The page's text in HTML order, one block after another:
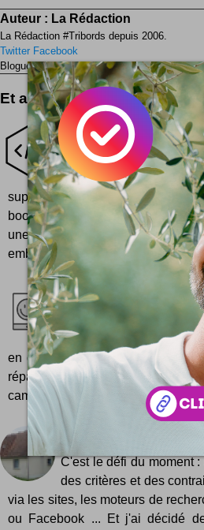
Auteur : La Rédaction
La Rédaction #Tribords depuis 2006.
Twitter Facebook
Blogueur ? Auteur ?Rejoignez la rédaction !
Et aussi ...
Avez-vous déjà
web ?
Un projet de
supérieurs qui vous mettent la
booster votre projet ? Respirez,
une agence de développement
embouteillage grincheux, bitume
Phonehubs répare les
Catastrophe. Ô rage,
mobile favori vient de se
en grève, au niveau du
réparation s'annonce animée !
camarade blogueur Grégoire alias
Acheter une maison sur
C'est le défi du moment
des critères et des
via les sites, les moteurs de
ou Facebook ... Et j'ai décidé